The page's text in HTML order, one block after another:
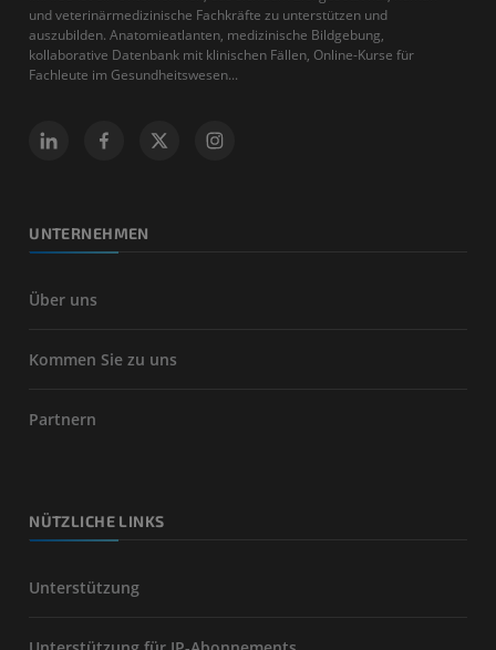
und veterinärmedizinische Fachkräfte zu unterstützen und
auszubilden. Anatomieatlanten, medizinische Bildgebung,
kollaborative Datenbank mit klinischen Fällen, Online-Kurse für
Fachleute im Gesundheitswesen...
UNTERNEHMEN
Über uns
Kommen Sie zu uns
Partnern
NÜTZLICHE LINKS
Unterstützung